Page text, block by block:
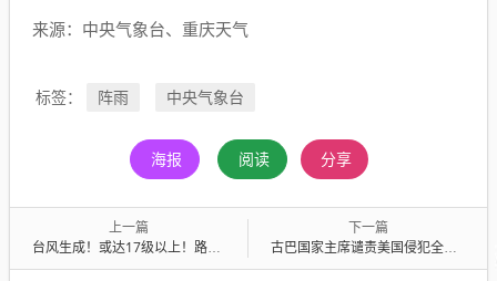
来源：中央气象台、重庆天气
标签： 阵雨 中央气象台
海报 阅读 分享
上一篇
台风生成！或达17级以上！路径曝光……“今年或有超强台风正面袭击广东”
下一篇
古巴国家主席谴责美国侵犯全体古巴人民人权：能源封锁导致古巴每天长时间停电，水和液化气短缺，超9.6万人等待手术，包括1.1万名儿童